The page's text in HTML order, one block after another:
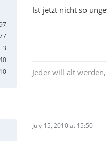
3
10
Ist jetzt nicht so
Jeder will alt
July 15, 2010 at 15:50